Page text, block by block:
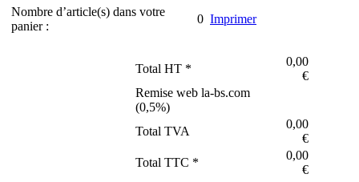
Nombre d’article(s) dans votre
panier :
0 Imprimer
Total HT *
0,00
€
Remise web la-bs.com
(0,5%)
Total TVA
0,00
€
Total TTC *
0,00
€